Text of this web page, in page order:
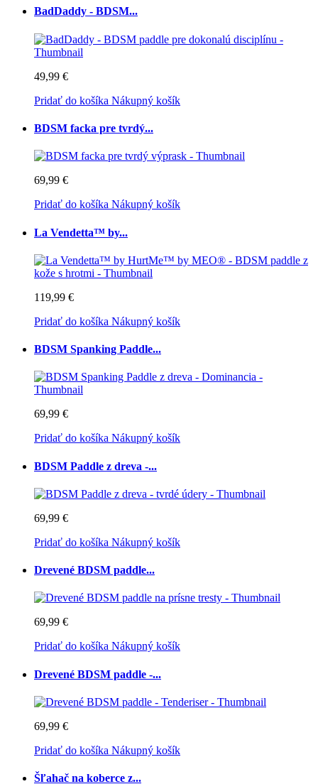
BadDaddy - BDSM...
49,99 €
Pridať do košíka Nákupný košík
BDSM facka pre tvrdý...
69,99 €
Pridať do košíka Nákupný košík
La Vendetta™ by...
119,99 €
Pridať do košíka Nákupný košík
BDSM Spanking Paddle...
69,99 €
Pridať do košíka Nákupný košík
BDSM Paddle z dreva -...
69,99 €
Pridať do košíka Nákupný košík
Drevené BDSM paddle...
69,99 €
Pridať do košíka Nákupný košík
Drevené BDSM paddle -...
69,99 €
Pridať do košíka Nákupný košík
Šľahač na koberce z...